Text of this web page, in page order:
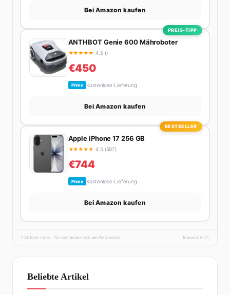
Bei Amazon kaufen
PREIS-TIPP
ANTHBOT Genie 600 Mähroboter
★★★★★ 4.5 ()
€450
Prime Kostenlose Lieferung
Bei Amazon kaufen
BESTSELLER
Apple iPhone 17 256 GB
★★★★★ 4.5 (597)
€744
Prime Kostenlose Lieferung
Bei Amazon kaufen
* Affiliate-Links – für dich ändert sich am Preis nichts. fhmonline-21
Beliebte Artikel